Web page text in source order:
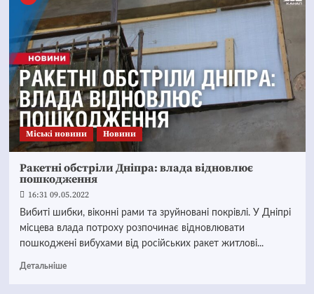
Mіські новини Новини
Ракетні обстріли Дніпра: влада відновлює
пошкодження
16:31 09.05.2022
Вибиті шибки, віконні рами та зруйновані покрівлі. У Дніпрі
місцева влада потроху розпочинає відновлювати
пошкоджені вибухами від російських ракет житлові...
Детальніше